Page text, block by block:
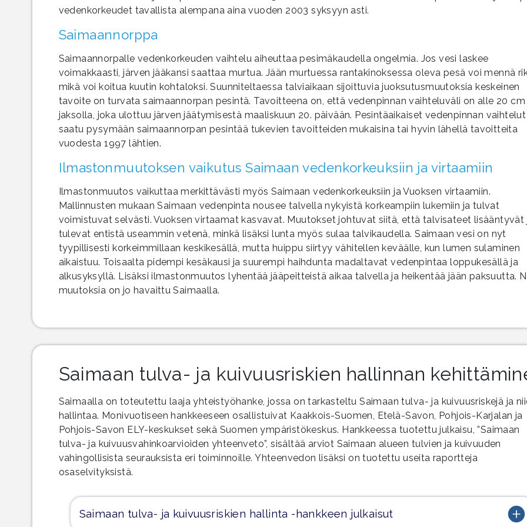
vedenkorkeudet tavallista alempana aina vuoden 2003 syksyyn asti.
Saimaannorppa
Saimaannorpalle vedenkorkeuden vaihtelu aiheuttaa pesimäkaudella ongelmia. Jos vesi laskee
voimakkaasti, järven jääkansi saattaa murtua. Jään murtuessa rantakinoksessa oleva pesä voi mennä
mikä voi koitua kuutin kohtaloksi. Suunniteltaessa talviaikaan sijoittuvia juoksutusmuutoksia keskeinen
tavoite on turvata saimaannorpan pesintä. Tavoitteena on, että vedenpinnan vaihteluväli on alle 20 cm
jaksolla, joka ulottuu järven jäätymisestä maaliskuun 20. päivään. Pesintäaikaiset vedenpinnan
saatu pysymään saimaannorpan pesintää tukevien tavoitteiden mukaisina tai hyvin lähellä tavoitteita
vuodesta 1997 lähtien.
Ilmastonmuutoksen vaikutus Saimaan vedenkorkeuksiin ja virtaamiin
Ilmastonmuutos vaikuttaa merkittävästi myös Saimaan vedenkorkeuksiin ja Vuoksen virtaamiin.
Mallinnusten mukaan Saimaan vedenpinta nousee talvella nykyistä korkeampiin lukemiin ja tulvat
voimistuvat selvästi. Vuoksen virtaamat kasvavat. Muutokset johtuvat siitä, että talvisateet lisääntyvät
tulevat entistä useammin vetenä, minkä lisäksi lunta myös sulaa talvikaudella. Saimaan vesi on nyt
tyypillisesti korkeimmillaan keskikesällä, mutta huippu siirtyy vähitellen keväälle, kun lumen sulaminen
aikaistuu. Toisaalta pidempi kesäkausi ja suurempi haihdunta madaltavat vedenpintaa loppukesällä ja
alkusyksyllä. Lisäksi ilmastonmuutos lyhentää jääpeitteistä aikaa talvella ja heikentää jään paksuutta.
muutoksia on jo havaittu Saimaalla.
Saimaan tulva- ja kuivuusriskien hallinnan
Saimaalla on toteutettu laaja yhteistyöhanke, jossa on tarkasteltu Saimaan tulva- ja kuivuusriskejä ja
hallintaa. Monivuotiseen hankkeeseen osallistuivat Kaakkois-Suomen, Etelä-Savon, Pohjois-Karjalan ja
Pohjois-Savon ELY-keskukset sekä Suomen ympäristökeskus. Hankkeessa tuotettu julkaisu, ”Saimaan
tulva- ja kuivuusvahinkoarvioiden yhteenveto”, sisältää arviot Saimaan alueen tulvien ja kuivuuden
vahingollisista seurauksista eri toiminnoille. Yhteenvedon lisäksi on tuotettu useita raportteja
osaselvityksistä.
Saimaan tulva- ja kuivuusriskien hallinta -hankkeen julkaisut